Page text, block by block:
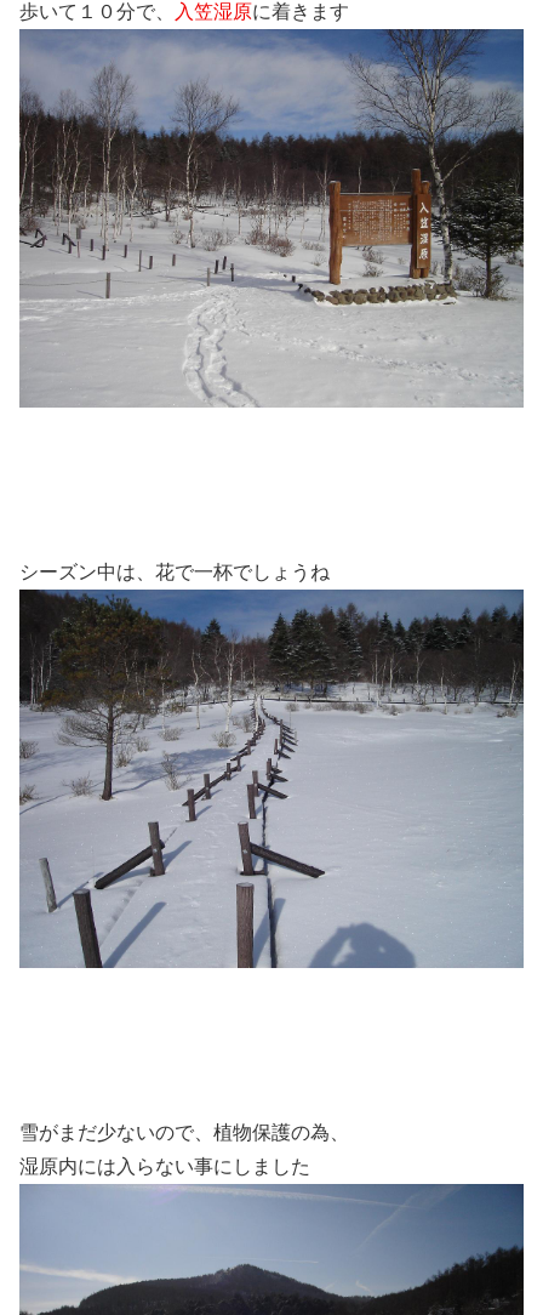
歩いて１０分で、 入笠湿原に着きます
シーズン中は、花で一杯でしょうね
雪がまだ少ないので、植物保護の為、
湿原内には入らない事にしました